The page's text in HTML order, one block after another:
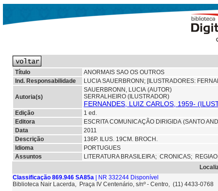
Título
ANORMAIS SAO OS OUTROS
Ind. Responsabilidade
LUCIA SAUERBRONN; [ILUSTRADORES:
Autoria(s)
SAUERBRONN, LUCIA (AUTOR)
SERRALHEIRO (ILUSTRADOR)
FERNANDES, LUIZ CARLOS, 1959-
Edição
1 ed.
Editora
ESCRITA COMUNICAÇÃO DIRIGIDA (SANTO
Data
2011
Descrição
136P. ILUS. 19CM. BROCH.
Idioma
PORTUGUES
Assuntos
LITERATURA BRASILEIRA; CRONICAS;
Classificação 869.946 SA85a | NR 332244 Disponível
Biblioteca Nair Lacerda, Praça IV Centenário, s/nº - Centro, (11) 4433-0768